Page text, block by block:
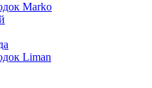
Marko
Liman